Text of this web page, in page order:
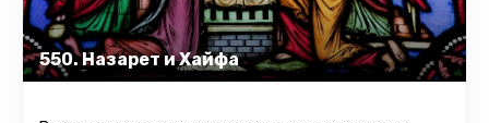
550. Назарет и Хайфа